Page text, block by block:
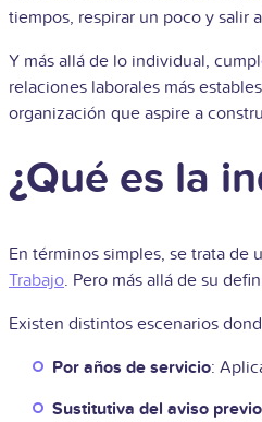
tiempos, respirar un poco y salir
Y más allá de lo individual,
relaciones laborales más
organización que aspire a
¿Qué es la
En términos simples, se trata de
Trabajo. Pero más allá de su
Existen distintos escenarios
Por años de servicio:
Sustitutiva del aviso previo